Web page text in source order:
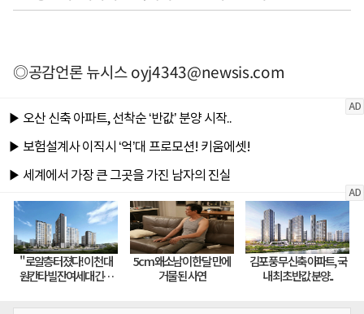
◎공감언론 뉴시스oyj4343@newsis.com